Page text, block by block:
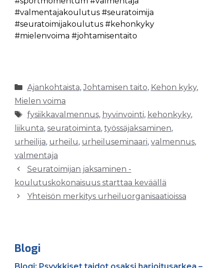
#valmentajakoulutus #seuratoimija
#seuratoimijakoulutus #kehonkyky
#mielenvoima #johtamisentaito
Kategoriat
Ajankohtaista,Johtamisen taito, Kehon kyky,
Mielen voima
Avainsanat
fysiikkavalmennus, hyvinvointi, kehonkyky,
liikunta, seuratoiminta, työssäjaksaminen,
urheilija, urheilu, urheiluseminaari, valmennus,
valmentaja
Seuratoimijan jaksaminen -
koulutuskokonaisuus starttaa keväällä
Yhteisön merkitys urheiluorganisaatioissa
Blogi